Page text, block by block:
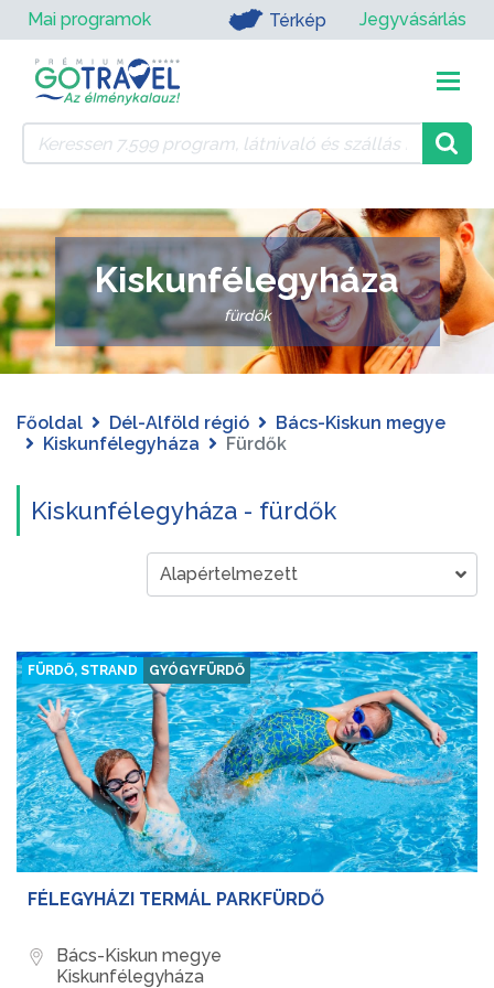
Mai programok Térkép Jegyvásárlás
Kiskunfélegyháza
fürdők
Főoldal Dél-Alföld régió
Bács-Kiskun megye
Kiskunfélegyháza
Fürdők
Kiskunfélegyháza - fürdők
FÜRDŐ, STRAND GYÓGYFÜRDŐ
FÉLEGYHÁZI TERMÁL PARKFÜRDŐ
Bács-Kiskun megye
Kiskunfélegyháza